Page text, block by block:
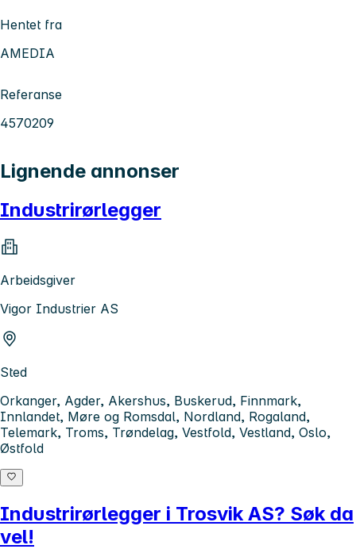
Hentet fra
AMEDIA
Referanse
4570209
Lignende annonser
Industrirørlegger
Arbeidsgiver
Vigor Industrier AS
Sted
Orkanger, Agder, Akershus, Buskerud, Finnmark,
Innlandet, Møre og Romsdal, Nordland, Rogaland,
Telemark, Troms, Trøndelag, Vestfold, Vestland, Oslo,
Østfold
Industrirørlegger i Trosvik AS? Søk da
vel!